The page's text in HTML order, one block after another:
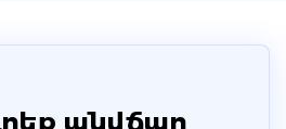
անվճար